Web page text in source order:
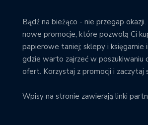
Bądź na bieżąco - nie przegap okazji.
nowe promocje, które pozwolą Ci
papierowe taniej; sklepy i
gdzie warto zajrzeć w poszukiwaniu
ofert. Korzystaj z promocji i zaczytaj
Wpisy na stronie zawierają linki